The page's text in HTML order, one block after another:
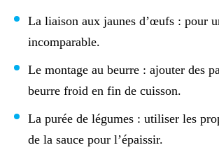
La liaison aux jaunes d’œufs : pour
incomparable.
Le montage au beurre : ajouter des
beurre froid en fin de cuisson.
La purée de légumes : utiliser les
de la sauce pour l’épaissir.